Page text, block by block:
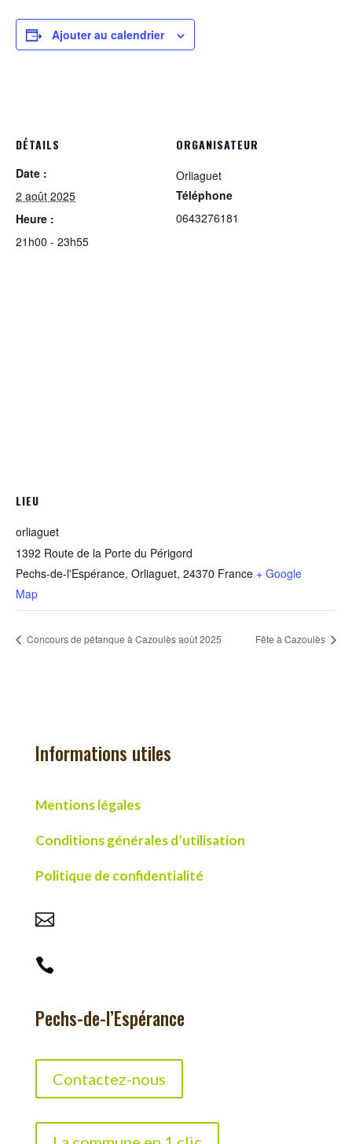
Ajouter au calendrier
DÉTAILS
Date :
2 août 2025
Heure :
21h00 - 23h55
ORGANISATEUR
Orliaguet
Téléphone
0643276181
LIEU
orliaguet
1392 Route de la Porte du Périgord
Pechs-de-l'Espérance, Orliaguet, 24370 France + Google
Map
Concours de pétanque à Cazoulès août 2025 Fête à Cazoulès
Informations utiles
Mentions légales
Conditions générales d’utilisation
Politique de confidentialité


Pechs-de-l’Espérance
Contactez-nous